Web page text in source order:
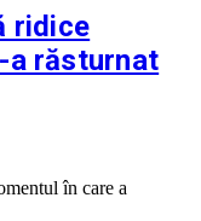
ridice
a răsturnat
în care a